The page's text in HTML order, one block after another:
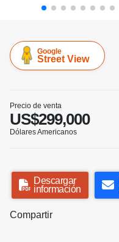
Google
Street View
Precio de venta
US$299,000
Dólares Americanos
Descargar
información
Compartir